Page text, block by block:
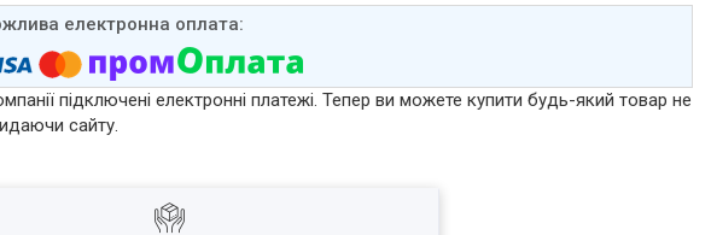
підключені електронні платежі. Тепер ви можете купити будь-який товар не
сайту.